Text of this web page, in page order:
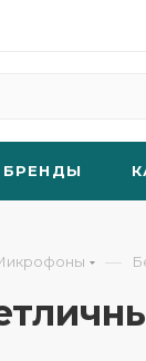
БРЕНДЫ
—